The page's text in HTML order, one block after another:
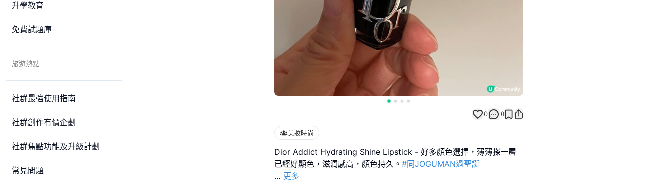
升學教育
免費試題庫
旅遊熱點
社群最強使用指南
社群創作有價企劃
社群焦點功能及升級計劃
常見問題
0 0
美妝時尚
Dior Addict Hydrating Shine Lipstick - 好多顏色選擇，薄薄搽一層
已經好顯色，滋潤感高，顏色持久。 #同JOGUMAN過聖誕
... 更多